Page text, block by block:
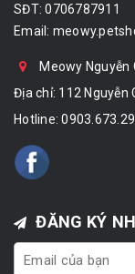
SĐT: 0706787911
Email:
Meowy Nguyễn
Địa chỉ: 112 Nguyễn
Hotline:
ĐĂNG KÝ